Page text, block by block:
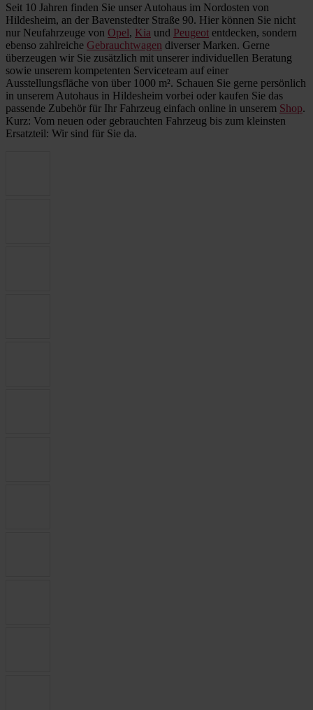
Seit 10 Jahren finden Sie unser Autohaus im Nordosten von
Hildesheim, an der Bavenstedter Straße 90. Hier können Sie nicht
nur Neufahrzeuge von Opel, Kia und Peugeot entdecken, sondern
ebenso zahlreiche Gebrauchtwagen diverser Marken. Gerne
überzeugen wir Sie zusätzlich mit unserer individuellen Beratung
sowie unserem kompetenten Serviceteam auf einer
Ausstellungsfläche von über 1000 m². Schauen Sie gerne persönlich
in unserem Autohaus in Hildesheim vorbei oder kaufen Sie das
passende Zubehör für Ihr Fahrzeug einfach online in unserem Shop.
Kurz: Vom neuen oder gebrauchten Fahrzeug bis zum kleinsten
Ersatzteil: Wir sind für Sie da.